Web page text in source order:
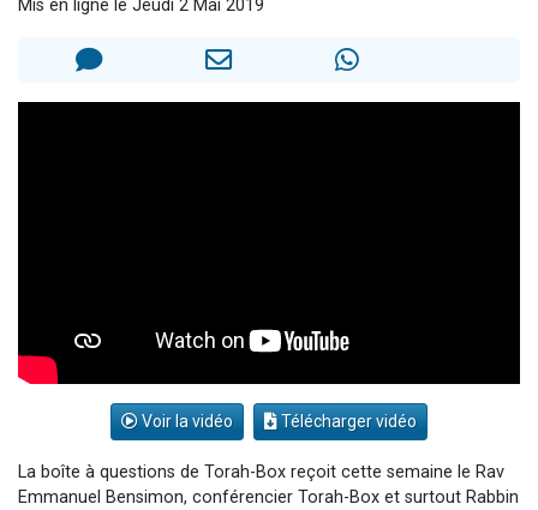
2 nouvelles musiques dans Torah-Box Music
Mis en ligne le Jeudi 2 Mai 2019
Voir la vidéo Télécharger vidéo
La boîte à questions de Torah-Box reçoit cette semaine le Rav
Emmanuel Bensimon, conférencier Torah-Box et surtout Rabbin